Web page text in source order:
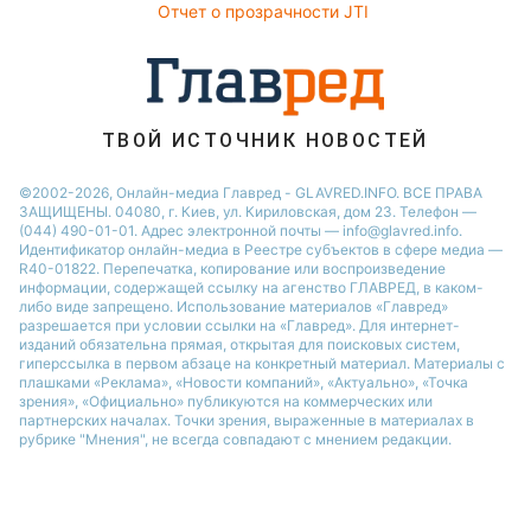
Новости Черкассы
Новости Одессы
Отчет о прозрачности JTI
ТВОЙ ИСТОЧНИК НОВОСТЕЙ
©2002-2026, Онлайн-медиа Главред - GLAVRED.INFO. ВСЕ ПРАВА
ЗАЩИЩЕНЫ. 04080, г. Киев, ул. Кириловская, дом 23. Телефон —
(044) 490-01-01. Адрес электронной почты — info@glavred.info.
Идентификатор онлайн-медиа в Реестре cубъектов в сфере медиа —
R40-01822. Перепечатка, копирование или воспроизведение
информации, содержащей ссылку на агенство ГЛАВРЕД, в каком-
либо виде запрещено. Использование материалов «Главред»
разрешается при условии ссылки на «Главред». Для интернет-
изданий обязательна прямая, открытая для поисковых систем,
гиперссылка в первом абзаце на конкретный материал. Материалы с
плашками «Реклама», «Новости компаний», «Актуально», «Точка
зрения», «Официально» публикуются на коммерческих или
партнерских началах. Точки зрения, выраженные в материалах в
рубрике "Мнения", не всегда совпадают с мнением редакции.